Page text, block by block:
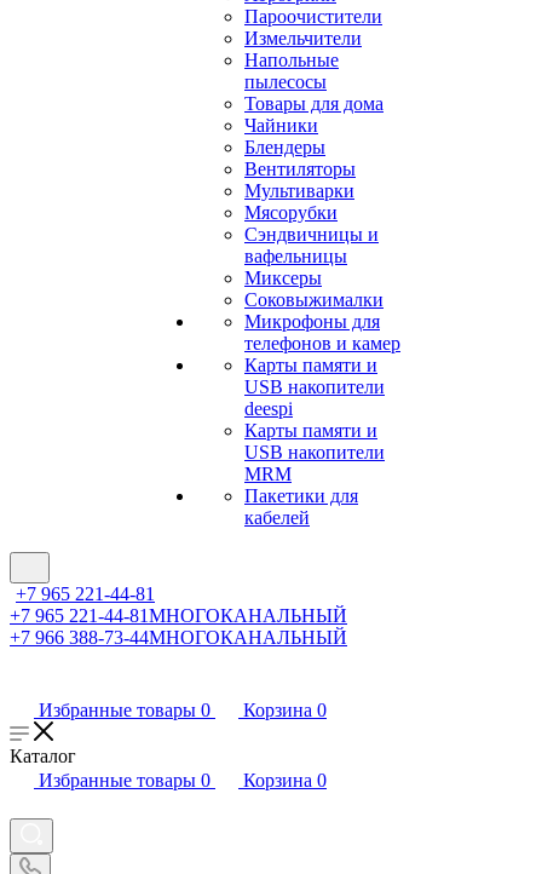
Пароочистители
Измельчители
Напольные
пылесосы
Товары для дома
Чайники
Блендеры
Вентиляторы
Мультиварки
Мясорубки
Сэндвичницы и
вафельницы
Миксеры
Соковыжималки
Микрофоны для
телефонов и камер
Карты памяти и
USB накопители
deespi
Карты памяти и
USB накопители
MRM
Пакетики для
кабелей
+7 965 221-44-81
+7 965 221-44-81МНОГОКАНАЛЬНЫЙ
+7 966 388-73-44МНОГОКАНАЛЬНЫЙ
Избранные товары 0 Корзина 0
Каталог
Избранные товары 0 Корзина 0